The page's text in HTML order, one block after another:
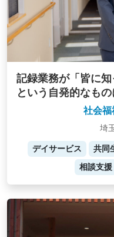
記録業務が「皆に知
という自発的なもの
社会福
埼
デイサービス 共同
相談支援